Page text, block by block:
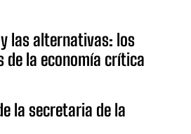
las alternativas: los
de la economía crítica
la secretaria de la